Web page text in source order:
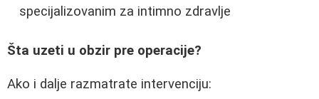
specijalizovanim za intimno zdravlje
Šta uzeti u obzir pre operacije?
Ako i dalje razmatrate intervenciju: